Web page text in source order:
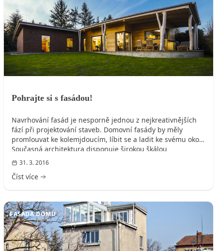
Pohrajte si s fasádou!
Navrhování fasád je nesporně jednou z nejkreativnějších
fází při projektování staveb. Domovní fasády by měly
promlouvat ke kolemjdoucím, líbit se a ladit ke svému okolí.
Současná architektura disponuje širokou škálou
technologických možností, díky kterým se architektům daří
stavbám vnuknout originální a netradiční vzhled. Svůj podíl
na tom mají i výrobky a fasádní technologie od společnosti
LB Cemix.
31. 3. 2016
Číst více
FASÁDA DOMU